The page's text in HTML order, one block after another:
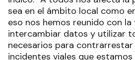
sea en el ámbito local como
eso nos hemos reunido con la
intercambiar datos y utilizar
necesarios para
incidentes viales que